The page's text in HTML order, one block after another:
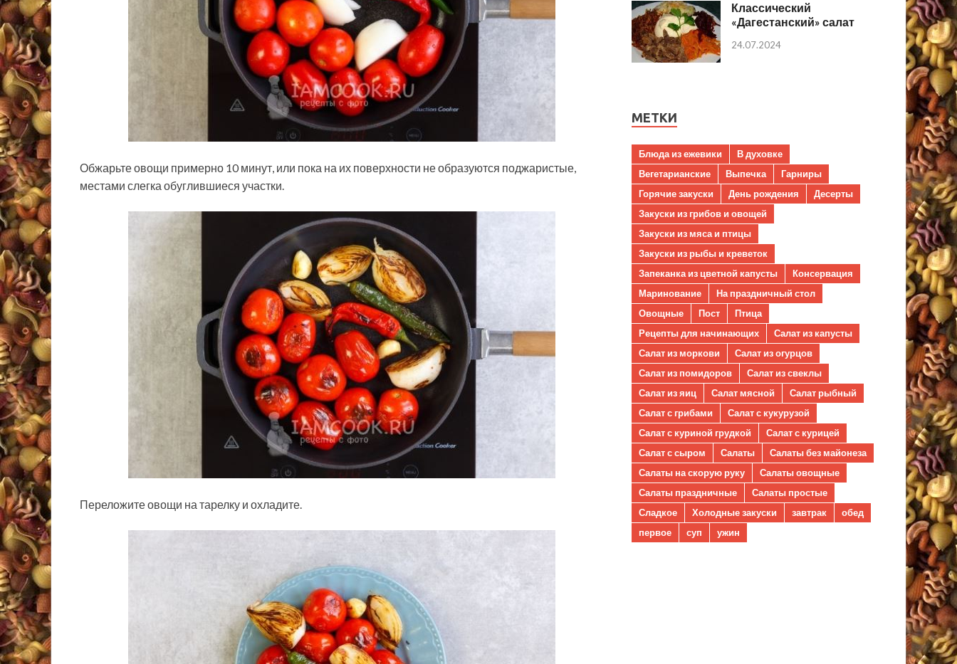
Обжарьте овощи примерно 10 минут, или пока на их поверхности не образуются поджаристые,
местами слегка обуглившиеся участки.
Переложите овощи на тарелку и охладите.
Классический
«Дагестанский» салат
24.07.2024
МЕТКИ
Блюда из ежевики
В духовке
Вегетарианские
Выпечка
Гарниры
Горячие закуски
День рождения
Десерты
Закуски из грибов и овощей
Закуски из мяса и птицы
Закуски из рыбы и креветок
Запеканка из цветной капусты
Консервация
Маринование
На праздничный стол
Овощные
Пост
Птица
Рецепты для начинающих
Салат из капусты
Салат из моркови
Салат из огурцов
Салат из помидоров
Салат из свеклы
Салат из яиц
Салат мясной
Салат рыбный
Салат с грибами
Салат с кукурузой
Салат с куриной грудкой
Салат с курицей
Салат с сыром
Салаты
Салаты без майонеза
Салаты на скорую руку
Салаты овощные
Салаты праздничные
Салаты простые
Сладкое
Холодные закуски завтрак
обед
первое
суп ужин